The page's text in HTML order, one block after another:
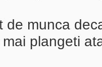
de munca
plangeti